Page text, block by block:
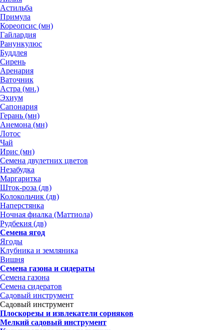
Астильба
Примула
Кореопсис (мн)
Гайлардия
Ранункулюс
Буддлея
Сирень
Аренария
Ваточник
Астра (мн.)
Эхиум
Сапонария
Герань (мн)
Анемона (мн)
Лотос
Чай
Ирис (мн)
Семена двулетних цветов
Незабудка
Маргаритка
Шток-роза (дв)
Колокольчик (дв)
Наперстянка
Ночная фиалка (Маттиола)
Рудбекия (дв)
Семена ягод
Ягоды
Клубника и земляника
Вишня
Семена газона и сидераты
Семена газона
Семена сидератов
Садовый инструмент
Садовый инструмент
Плоскорезы и извлекатели сорняков
Мелкий садовый инструмент